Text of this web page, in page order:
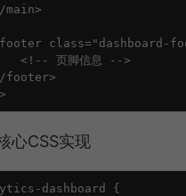
main>
class="dashboard-
<!-- 页脚信息 -->
footer>
心CSS实现
dashboard {